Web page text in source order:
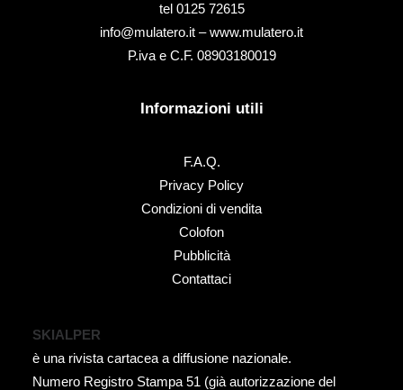
tel ‭0125 72615‬
info@mulatero.it –www.mulatero.it
P.iva e C.F. 08903180019
Informazioni utili
F.A.Q.
Privacy Policy
Condizioni di vendita
Colofon
Pubblicità
Contattaci
SKIALPER
è una rivista cartacea a diffusione nazionale.
Numero Registro Stampa 51 (già autorizzazione del